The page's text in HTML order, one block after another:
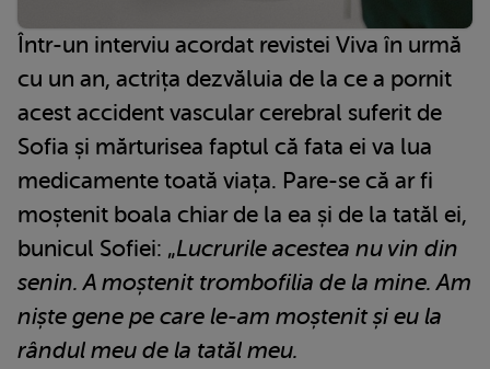
Într-un interviu acordat revistei Viva în urmă
cu un an, actrița dezvăluia de la ce a pornit
acest accident vascular cerebral suferit de
Sofia și mărturisea faptul că fata ei va lua
medicamente toată viața. Pare-se că ar fi
moștenit boala chiar de la ea și de la tatăl ei,
bunicul Sofiei: „Lucrurile acestea nu vin din
senin. A moștenit trombofilia de la mine. Am
niște gene pe care le-am moștenit și eu la
rândul meu de la tatăl meu.